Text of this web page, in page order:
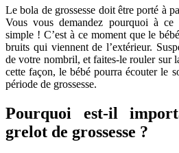
Le bola de grossesse doit être porté à
Vous vous demandez pourquoi à
simple ! C’est à ce moment que le
bruits qui viennent de l’extérieur.
de votre nombril, et faites-le rouler sur
cette façon, le bébé pourra écouter le
période de grossesse.
Pourquoi est-il
grelot de grossesse ?